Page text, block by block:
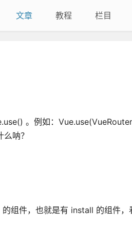
文章 教程 栏目
。例如：
呐？
组件，也就是有 install 的组件，